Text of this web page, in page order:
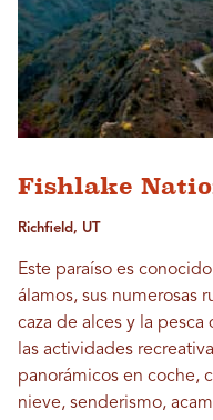
Fishlake
Richfield, UT
Este paraíso es
álamos, sus numerosas
caza de alces y la pesca
las actividades
panorámicos en coche,
nieve, senderismo,